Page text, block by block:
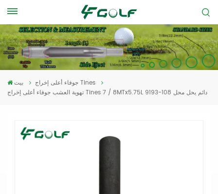
بيت
جوفاء أعلى إخراج Tines
تهوية العشب جوفاء أعلى إخراج Tines 7 / 8MTx5.75L دائم يحل محل 108-9193